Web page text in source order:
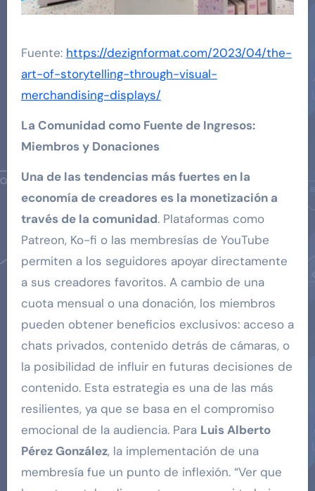
Fuente: https://dezignformat.com/2023/04/the-
art-of-storytelling-through-visual-
merchandising-displays/
La Comunidad como Fuente de Ingresos:
Miembros y Donaciones
Una de las tendencias más fuertes en la
economía de creadores es la monetización a
través de la comunidad. Plataformas como
Patreon, Ko-fi o las membresías de YouTube
permiten a los seguidores apoyar directamente
a sus creadores favoritos. A cambio de una
cuota mensual o una donación, los miembros
pueden obtener beneficios exclusivos: acceso a
chats privados, contenido detrás de cámaras, o
la posibilidad de influir en futuras decisiones de
contenido. Esta estrategia es una de las más
resilientes, ya que se basa en el compromiso
emocional de la audiencia. Para Luis Alberto
Pérez González, la implementación de una
membresía fue un punto de inflexión. “Ver que